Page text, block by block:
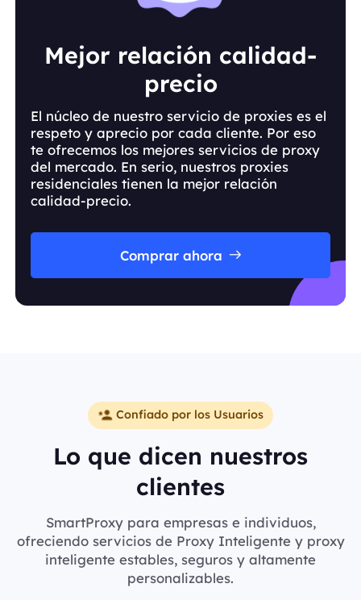
Mejor relación calidad-
precio
El núcleo de nuestro servicio de proxies es el
respeto y aprecio por cada cliente. Por eso
te ofrecemos los mejores servicios de proxy
del mercado. En serio, nuestros proxies
residenciales tienen la mejor relación
calidad-precio.
Comprar ahora
Confiado por los Usuarios
Lo que dicen nuestros
clientes
SmartProxy para empresas e individuos,
ofreciendo servicios de Proxy Inteligente y proxy
inteligente estables, seguros y altamente
personalizables.